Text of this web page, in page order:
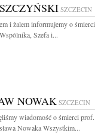
SZCZECIN
i żalem informujemy o śmierci
Szefa i...
NOWAK SZCZECIN
wiadomość o śmierci prof.
Nowaka Wszystkim...